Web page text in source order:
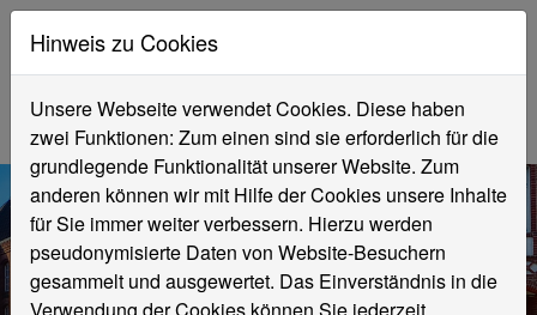
Hinweis zu Cookies
Unsere Webseite verwendet Cookies. Diese haben
zwei Funktionen: Zum einen sind sie erforderlich für die
grundlegende Funktionalität unserer Website. Zum
anderen können wir mit Hilfe der Cookies unsere Inhalte
für Sie immer weiter verbessern. Hierzu werden
pseudonymisierte Daten von Website-Besuchern
gesammelt und ausgewertet. Das Einverständnis in die